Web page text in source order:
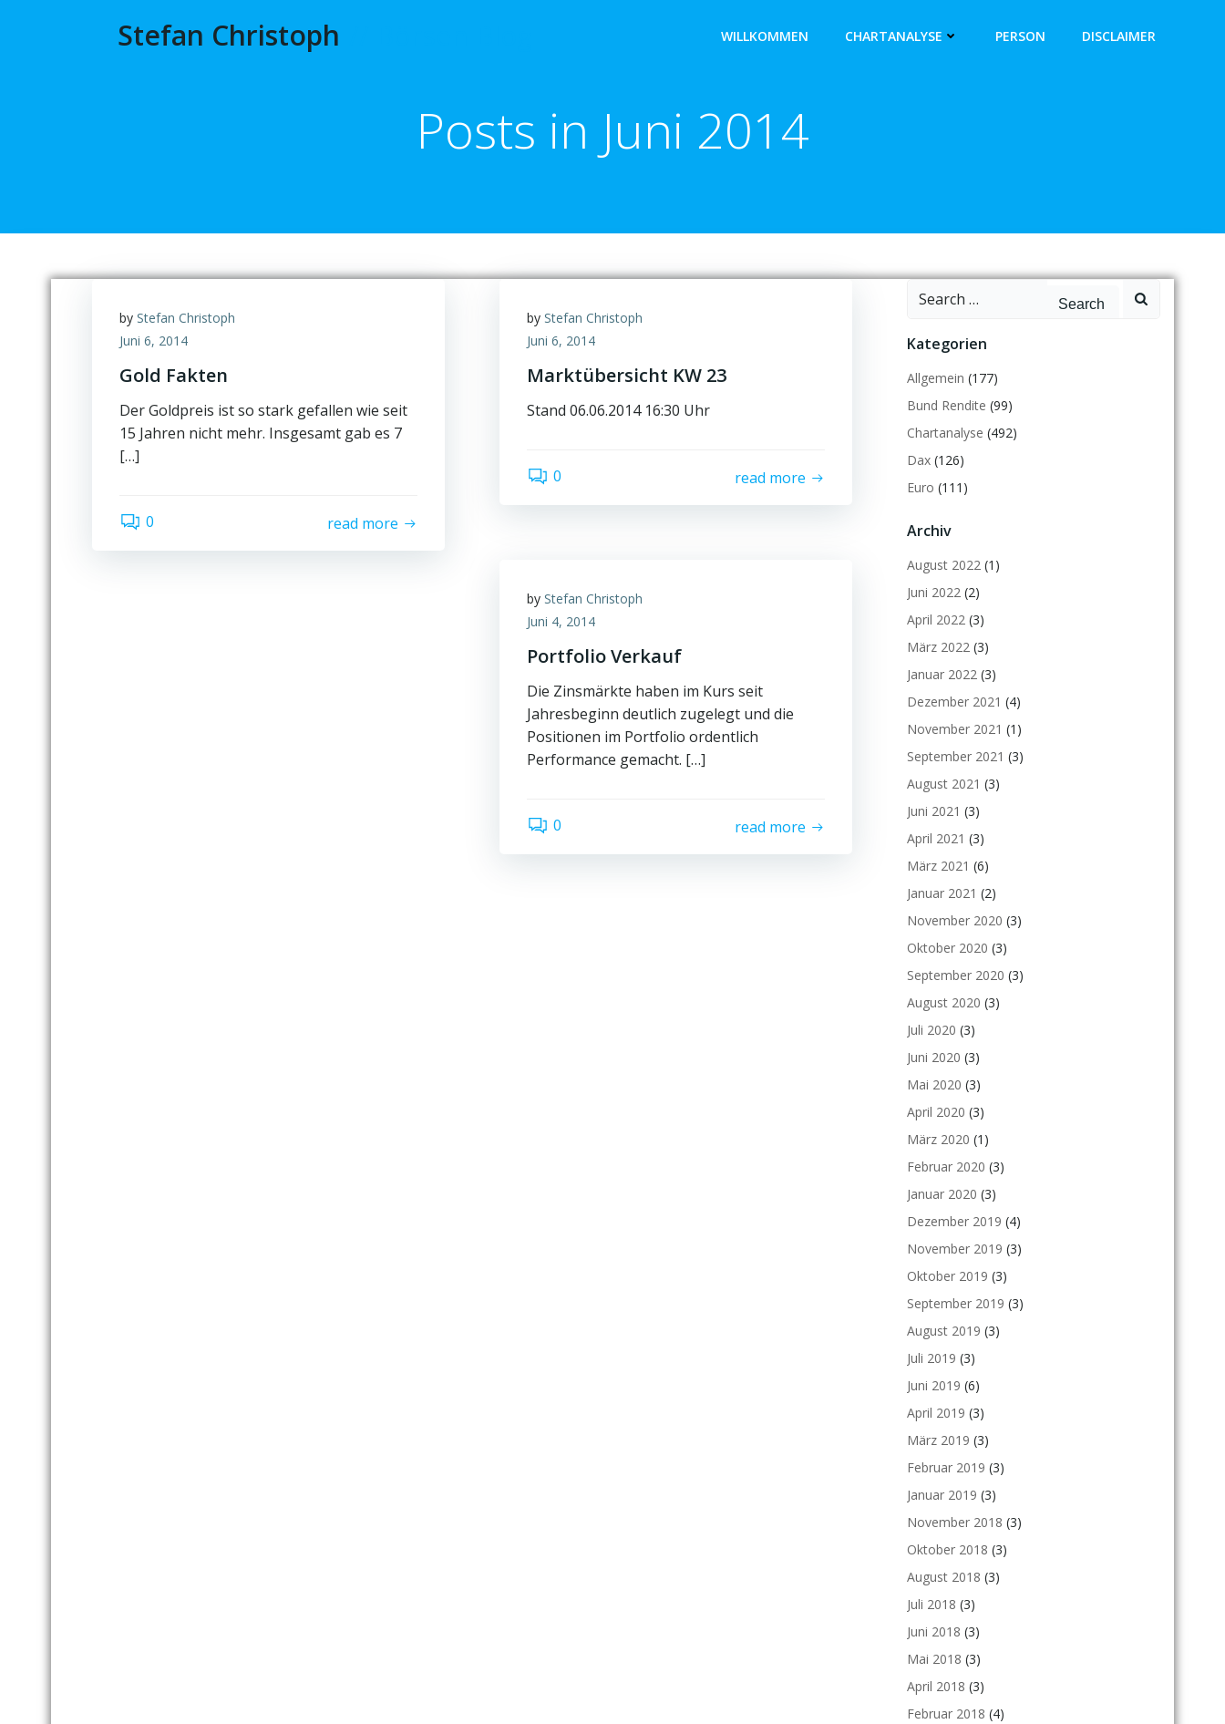
Stefan Christoph WILLKOMMEN CHARTANALYSE PERSON DISCLAIMER
Posts in Juni 2014
by Stefan Christoph
Juni 6, 2014
Gold Fakten
Der Goldpreis ist so stark gefallen wie seit
15 Jahren nicht mehr. Insgesamt gab es 7
[…]
0 read more
by Stefan Christoph
Juni 6, 2014
Marktübersicht KW 23
Stand 06.06.2014 16:30 Uhr
0 read more
by Stefan Christoph
Juni 4, 2014
Portfolio Verkauf
Die Zinsmärkte haben im Kurs seit
Jahresbeginn deutlich zugelegt und die
Positionen im Portfolio ordentlich
Performance gemacht. […]
0 read more
Search
Kategorien
Allgemein (177)
Bund Rendite (99)
Chartanalyse (492)
Dax (126)
Euro (111)
Archiv
August 2022 (1)
Juni 2022 (2)
April 2022 (3)
März 2022 (3)
Januar 2022 (3)
Dezember 2021 (4)
November 2021 (1)
September 2021 (3)
August 2021 (3)
Juni 2021 (3)
April 2021 (3)
März 2021 (6)
Januar 2021 (2)
November 2020 (3)
Oktober 2020 (3)
September 2020 (3)
August 2020 (3)
Juli 2020 (3)
Juni 2020 (3)
Mai 2020 (3)
April 2020 (3)
März 2020 (1)
Februar 2020 (3)
Januar 2020 (3)
Dezember 2019 (4)
November 2019 (3)
Oktober 2019 (3)
September 2019 (3)
August 2019 (3)
Juli 2019 (3)
Juni 2019 (6)
April 2019 (3)
März 2019 (3)
Februar 2019 (3)
Januar 2019 (3)
November 2018 (3)
Oktober 2018 (3)
August 2018 (3)
Juli 2018 (3)
Juni 2018 (3)
Mai 2018 (3)
April 2018 (3)
Februar 2018 (4)